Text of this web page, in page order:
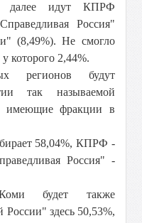
далее идут КПРФ
Россия"
(8,49%). Не смогло
которого 2,44%.
регионов будут
так называемой
имеющие фракции в
58,04%, КПРФ -
Россия" -
Коми будет также
здесь 50,53%,